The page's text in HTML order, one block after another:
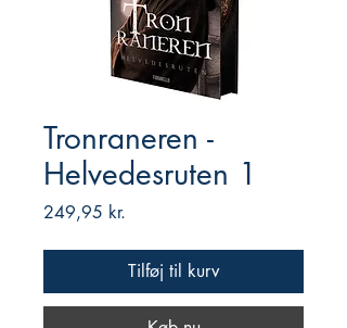
Tronraneren -
Helvedesruten 1
249,95 kr.
Tilføj til kurv